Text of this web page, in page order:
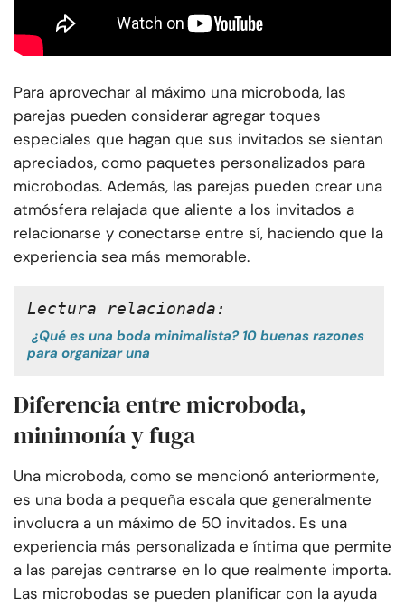
Para aprovechar al máximo una microboda, las
parejas pueden considerar agregar toques
especiales que hagan que sus invitados se sientan
apreciados, como paquetes personalizados para
microbodas. Además, las parejas pueden crear una
atmósfera relajada que aliente a los invitados a
relacionarse y conectarse entre sí, haciendo que la
experiencia sea más memorable.
Lectura relacionada:
¿Qué es una boda minimalista? 10 buenas razones
para organizar una
Diferencia entre microboda,
minimonía y fuga
Una microboda, como se mencionó anteriormente,
es una boda a pequeña escala que generalmente
involucra a un máximo de 50 invitados. Es una
experiencia más personalizada e íntima que permite
a las parejas centrarse en lo que realmente importa.
Las microbodas se pueden planificar con la ayuda